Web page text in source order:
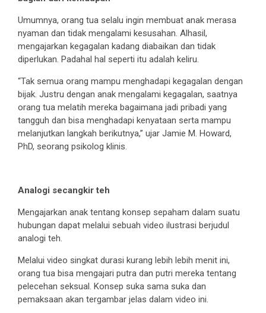
Umumnya, orang tua selalu ingin membuat anak merasa
nyaman dan tidak mengalami kesusahan. Alhasil,
mengajarkan kegagalan kadang diabaikan dan tidak
diperlukan. Padahal hal seperti itu adalah keliru.
“Tak semua orang mampu menghadapi kegagalan dengan
bijak. Justru dengan anak mengalami kegagalan, saatnya
orang tua melatih mereka bagaimana jadi pribadi yang
tangguh dan bisa menghadapi kenyataan serta mampu
melanjutkan langkah berikutnya,” ujar Jamie M. Howard,
PhD, seorang psikolog klinis.
Analogi secangkir teh
Mengajarkan anak tentang konsep sepaham dalam suatu
hubungan dapat melalui sebuah video ilustrasi berjudul
analogi teh.
Melalui video singkat durasi kurang lebih lebih menit ini,
orang tua bisa mengajari putra dan putri mereka tentang
pelecehan seksual. Konsep suka sama suka dan
pemaksaan akan tergambar jelas dalam video ini.